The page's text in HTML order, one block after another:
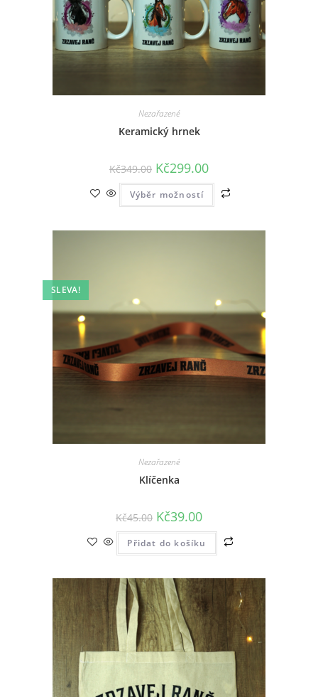
Nezařazené
Keramický hrnek
Kč349.00 Kč299.00
Výběr možností
SLEVA!
Nezařazené
Klíčenka
Kč45.00 Kč39.00
Přidat do košíku